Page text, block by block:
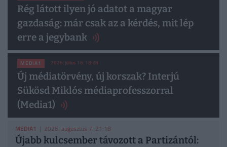
Rég látott ilyen jó adatot a magyar
gazdaság: már csak az a kérdés, mit lép
erre a jegybank
MEDIA1 2026. július 16. 18:28
Új médiatörvény, új korszak? Interjú
Sükösd Miklós médiaprofesszorral
(Media1)
MEDIA1 | 2026. augusztus 7. 21:18
Újabb kulcsember távozott a Partizántól: